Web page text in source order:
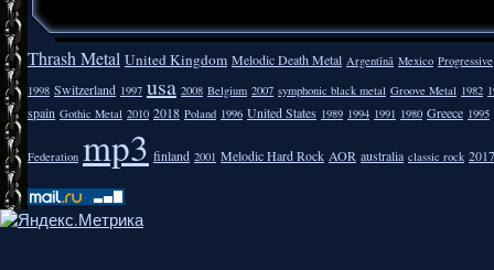
Thrash Metal United Kingdom Melodic Death Metal Argentīnā Mexico Progressive
1998 Switzerland 1997 usa 2008 Belgium 2007 symphonic black metal Groove Metal 1982
spain Gothic Metal 2010 2018 Poland 1996 United States 1989 1994 1991 1980 Greece 1995
Federation mp3 finland 2001 Melodic Hard Rock AOR australia classic rock 2017